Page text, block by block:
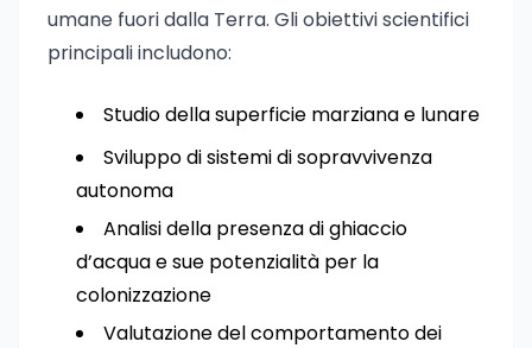
umane fuori dalla Terra. Gli obiettivi scientifici
principali includono:
Studio della superficie marziana e lunare
Sviluppo di sistemi di sopravvivenza
autonoma
Analisi della presenza di ghiaccio
d’acqua e sue potenzialità per la
colonizzazione
Valutazione del comportamento dei